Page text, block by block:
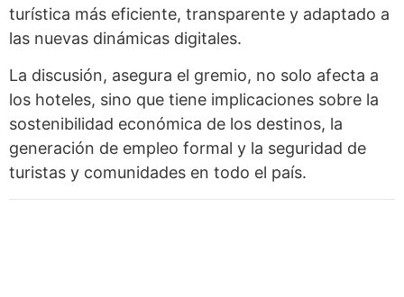
turística más eficiente, transparente y adaptado a
las nuevas dinámicas digitales.
La discusión, asegura el gremio, no solo afecta a
los hoteles, sino que tiene implicaciones sobre la
sostenibilidad económica de los destinos, la
generación de empleo formal y la seguridad de
turistas y comunidades en todo el país.